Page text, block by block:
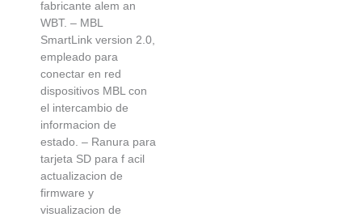
fabricante alem an
WBT. – MBL
SmartLink version 2.0,
empleado para
conectar en red
dispositivos MBL con
el intercambio de
informacion de
estado. – Ranura para
tarjeta SD para f acil
actualizacion de
firmware y
visualizacion de